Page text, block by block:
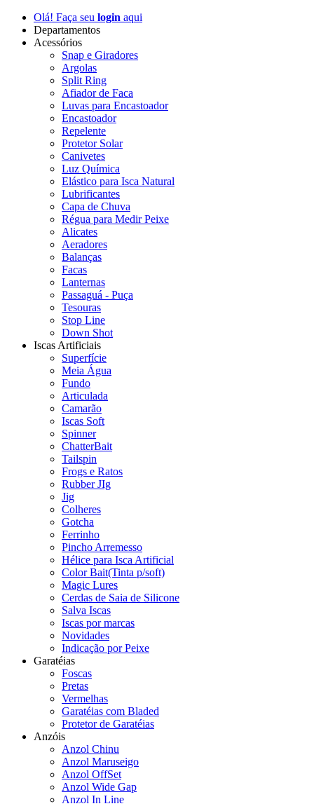
Olá! Faça seu login aqui
Departamentos
Acessórios
Snap e Giradores
Argolas
Split Ring
Afiador de Faca
Luvas para Encastoador
Encastoador
Repelente
Protetor Solar
Canivetes
Luz Química
Elástico para Isca Natural
Lubrificantes
Capa de Chuva
Régua para Medir Peixe
Alicates
Aeradores
Balanças
Facas
Lanternas
Passaguá - Puça
Tesouras
Stop Line
Down Shot
Iscas Artificiais
Superfície
Meia Água
Fundo
Articulada
Camarão
Iscas Soft
Spinner
ChatterBait
Tailspin
Frogs e Ratos
Rubber JIg
Jig
Colheres
Gotcha
Ferrinho
Pincho Arremesso
Hélice para Isca Artificial
Color Bait(Tinta p/soft)
Magic Lures
Cerdas de Saia de Silicone
Salva Iscas
Iscas por marcas
Novidades
Indicação por Peixe
Garatéias
Foscas
Pretas
Vermelhas
Garatéias com Bladed
Protetor de Garatéias
Anzóis
Anzol Chinu
Anzol Maruseigo
Anzol OffSet
Anzol Wide Gap
Anzol In Line